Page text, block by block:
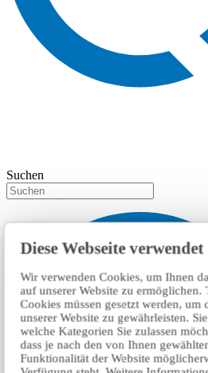
Diese Webseite
Wir verwenden Cookies, um Ihnen
auf unserer Website zu ermöglichen.
Cookies müssen gesetzt werden,
unserer Website zu gewährleisten.
welche Kategorien Sie zulassen
dass je nach den von Ihnen
Funktionalität der Website
Suchen